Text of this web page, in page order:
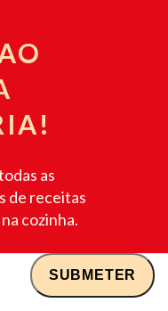
as
de receitas
cozinha.